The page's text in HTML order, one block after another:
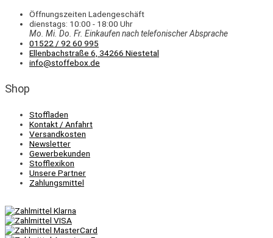
Öffnungszeiten Ladengeschäft
dienstags: 10:00 - 18:00 Uhr
Mo. Mi. Do. Fr. Einkaufennach telefonischer Absprache
01522 / 92 60 995
Ellenbachstraße 6, 34266 Niestetal
info@stoffebox.de
Shop
Stoffladen
Kontakt / Anfahrt
Versandkosten
Newsletter
Gewerbekunden
Stofflexikon
Unsere Partner
Zahlungsmittel